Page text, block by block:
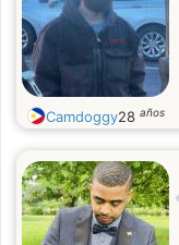
Camdoggy28 años